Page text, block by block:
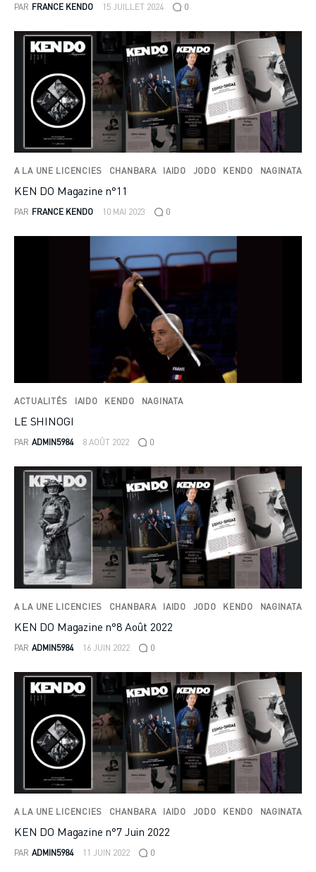
PAR FRANCE KENDO 15 JUILLET 2024 0
A LA UNE LICENCIES CHANBARA IAIDO JODO KENDO NAGINATA
KEN DO Magazine n°11
PAR FRANCE KENDO 10 MAI 2023 0
ACTUALITÉS IAIDO KENDO NAGINATA
LE SHINOGI
PAR ADMIN5984 8 AOÛT 2022 0
A LA UNE LICENCIES CHANBARA IAIDO JODO KENDO NAGINATA
KEN DO Magazine n°8 Août 2022
PAR ADMIN5984 16 JUIN 2022 0
A LA UNE LICENCIES CHANBARA IAIDO JODO KENDO NAGINATA
KEN DO Magazine n°7 Juin 2022
PAR ADMIN5984 11 JUIN 2022 0